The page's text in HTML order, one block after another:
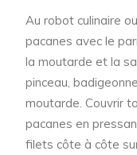
Au robot culinaire
pacanes avec le
la moutarde et la
pinceau,
moutarde. Couvrir
pacanes en
filets côte à côte